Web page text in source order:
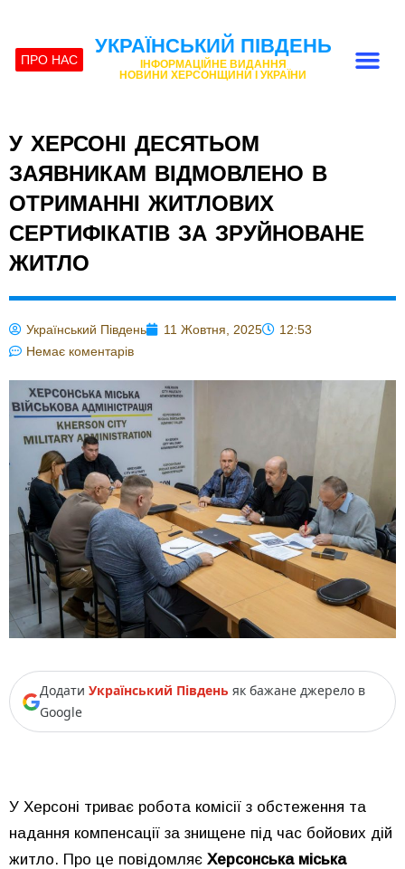
ПРО НАС
УКРАЇНСЬКИЙ ПІВДЕНЬ
ІНФОРМАЦІЙНЕ ВИДАННЯ
НОВИНИ ХЕРСОНЩИНИ І УКРАЇНИ
У ХЕРСОНІ ДЕСЯТЬОМ
ЗАЯВНИКАМ ВІДМОВЛЕНО В
ОТРИМАННІ ЖИТЛОВИХ
СЕРТИФІКАТІВ ЗА ЗРУЙНОВАНЕ
ЖИТЛО
Український Південь 11 Жовтня, 2025
12:53
Немає коментарів
Додати Український Південь як бажане джерело в
Google
У Херсоні триває робота комісії з обстеження та
надання компенсації за знищене під час бойових дій
житло. Про це повідомляє Херсонська міська